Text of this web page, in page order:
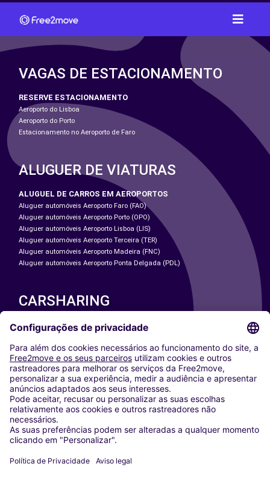
VAGAS DE ESTACIONAMENTO
RESERVE ESTACIONAMENTO
Aeroporto do Lisboa
Aeroporto do Porto
Estacionamento no Aeroporto de Faro
ALUGUER DE VIATURAS
ALUGUEL DE CARROS EM AEROPORTOS
Aluguer automóveis Aeroporto Faro (FAO)
Aluguer automóveis Aeroporto Porto (OPO)
Aluguer automóveis Aeroporto Lisboa (LIS)
Aluguer automóveis Aeroporto Terceira (TER)
Aluguer automóveis Aeroporto Madeira (FNC)
Aluguer automóveis Aeroporto Ponta Delgada (PDL)
CARSHARING
NOSSAS CIDADES
Washington DC
Milan
Rome
Turin
Vienna
Berlin
Cologne
Dusseldorf
Frankfurt
Munich